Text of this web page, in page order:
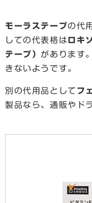
モーラステープの代
しての代表格は ロキ
テープ） があります
きないようです。
別の代用品として フ
製品なら、通販やド